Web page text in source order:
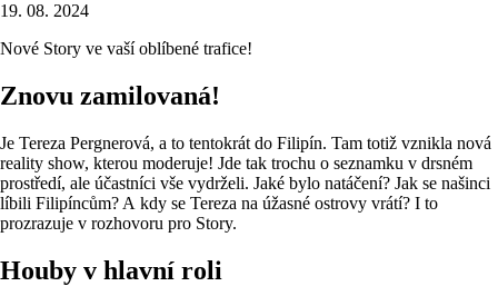
19. 08. 2024
Nové Story ve vaší oblíbené trafice!
Znovu zamilovaná!
Je Tereza Pergnerová, a to tentokrát do Filipín. Tam totiž vznikla nová
reality show, kterou moderuje! Jde tak trochu o seznamku v drsném
prostředí, ale účastníci vše vydrželi. Jaké bylo natáčení? Jak se našinci
líbili Filipíncům? A kdy se Tereza na úžasné ostrovy vrátí? I to
prozrazuje v rozhovoru pro Story.
Houby v hlavní roli